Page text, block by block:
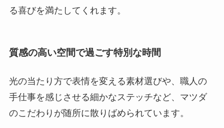
る喜びを満たしてくれます。
質感の高い空間で過ごす特別な時間
光の当たり方で表情を変える素材選びや、職人の
手仕事を感じさせる細かなステッチなど、マツダ
のこだわりが随所に散りばめられています。